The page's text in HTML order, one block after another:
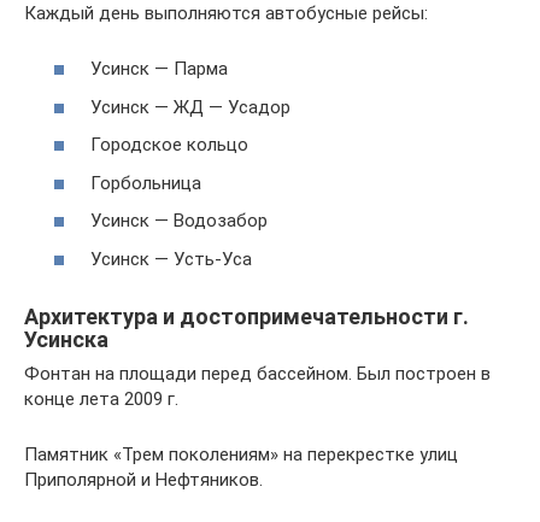
Каждый день выполняются автобусные рейсы:
Усинск — Парма
Усинск — ЖД — Усадор
Городское кольцо
Горбольница
Усинск — Водозабор
Усинск — Усть-Уса
Архитектура и достопримечательности г.
Усинска
Фонтан на площади перед бассейном. Был построен в
конце лета 2009 г.
Памятник «Трем поколениям» на перекрестке улиц
Приполярной и Нефтяников.